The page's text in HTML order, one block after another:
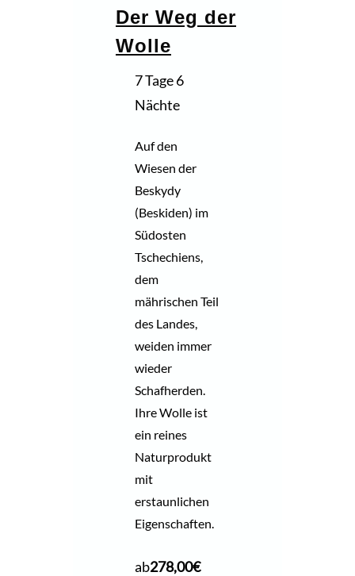
Der Weg der
Wolle
7 Tage 6
Nächte
Auf den
Wiesen der
Beskydy
(Beskiden) im
Südosten
Tschechiens,
dem
mährischen Teil
des Landes,
weiden immer
wieder
Schafherden.
Ihre Wolle ist
ein reines
Naturprodukt
mit
erstaunlichen
Eigenschaften.
ab278,00€